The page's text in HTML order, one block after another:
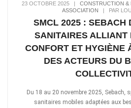
23 OCTOBRE 2025| CONSTRUCTION &
ASSOCIATION | PAR
SMCL 2025 : SEBACH
SANITAIRES ALLIANT
CONFORT ET HYGIÈNE
DES ACTEURS DU
Du 18 au 20 novembre 2025, Sebach,
sanitaires mobiles adaptées aux